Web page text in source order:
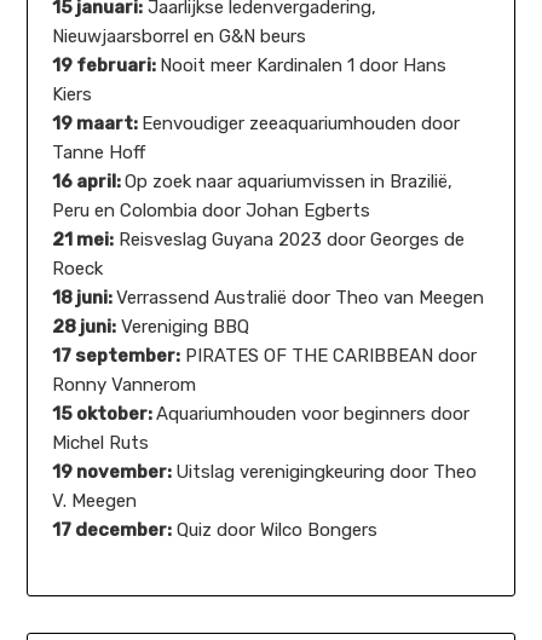
15 januari: Jaarlijkse ledenvergadering,
Nieuwjaarsborrel en G&N beurs
19 februari: Nooit meer Kardinalen 1 door Hans
Kiers
19 maart: Eenvoudiger zeeaquariumhouden door
Tanne Hoff
16 april:Op zoek naar aquariumvissen in Brazilië,
Peru en Colombia door Johan Egberts
21 mei: Reisveslag Guyana 2023 door Georges de
Roeck
18 juni:Verrassend Australië door Theo van Meegen
28 juni: Vereniging BBQ
17 september: PIRATES OF THE CARIBBEAN door
Ronny Vannerom
15 oktober:Aquariumhouden voor beginners door
Michel Ruts
19 november: Uitslag verenigingkeuring door Theo
V. Meegen
17 december: Quiz door Wilco Bongers